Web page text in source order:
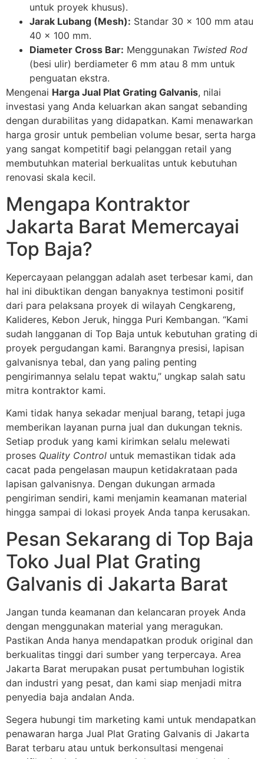
untuk proyek khusus).
Jarak Lubang (Mesh): Standar 30 x 100 mm atau
40 x 100 mm.
Diameter Cross Bar: Menggunakan Twisted Rod
(besi ulir) berdiameter 6 mm atau 8 mm untuk
penguatan ekstra.
Mengenai Harga Jual Plat Grating Galvanis, nilai
investasi yang Anda keluarkan akan sangat sebanding
dengan durabilitas yang didapatkan. Kami menawarkan
harga grosir untuk pembelian volume besar, serta harga
yang sangat kompetitif bagi pelanggan retail yang
membutuhkan material berkualitas untuk kebutuhan
renovasi skala kecil.
Mengapa Kontraktor
Jakarta Barat Memercayai
Top Baja?
Kepercayaan pelanggan adalah aset terbesar kami, dan
hal ini dibuktikan dengan banyaknya testimoni positif
dari para pelaksana proyek di wilayah Cengkareng,
Kalideres, Kebon Jeruk, hingga Puri Kembangan. “Kami
sudah langganan di Top Baja untuk kebutuhan grating di
proyek pergudangan kami. Barangnya presisi, lapisan
galvanisnya tebal, dan yang paling penting
pengirimannya selalu tepat waktu,” ungkap salah satu
mitra kontraktor kami.
Kami tidak hanya sekadar menjual barang, tetapi juga
memberikan layanan purna jual dan dukungan teknis.
Setiap produk yang kami kirimkan selalu melewati
proses Quality Control untuk memastikan tidak ada
cacat pada pengelasan maupun ketidakrataan pada
lapisan galvanisnya. Dengan dukungan armada
pengiriman sendiri, kami menjamin keamanan material
hingga sampai di lokasi proyek Anda tanpa kerusakan.
Pesan Sekarang di Top Baja
Toko Jual Plat Grating
Galvanis di Jakarta Barat
Jangan tunda keamanan dan kelancaran proyek Anda
dengan menggunakan material yang meragukan.
Pastikan Anda hanya mendapatkan produk original dan
berkualitas tinggi dari sumber yang terpercaya. Area
Jakarta Barat merupakan pusat pertumbuhan logistik
dan industri yang pesat, dan kami siap menjadi mitra
penyedia baja andalan Anda.
Segera hubungi tim marketing kami untuk mendapatkan
penawaran harga Jual Plat Grating Galvanis di Jakarta
Barat terbaru atau untuk berkonsultasi mengenai